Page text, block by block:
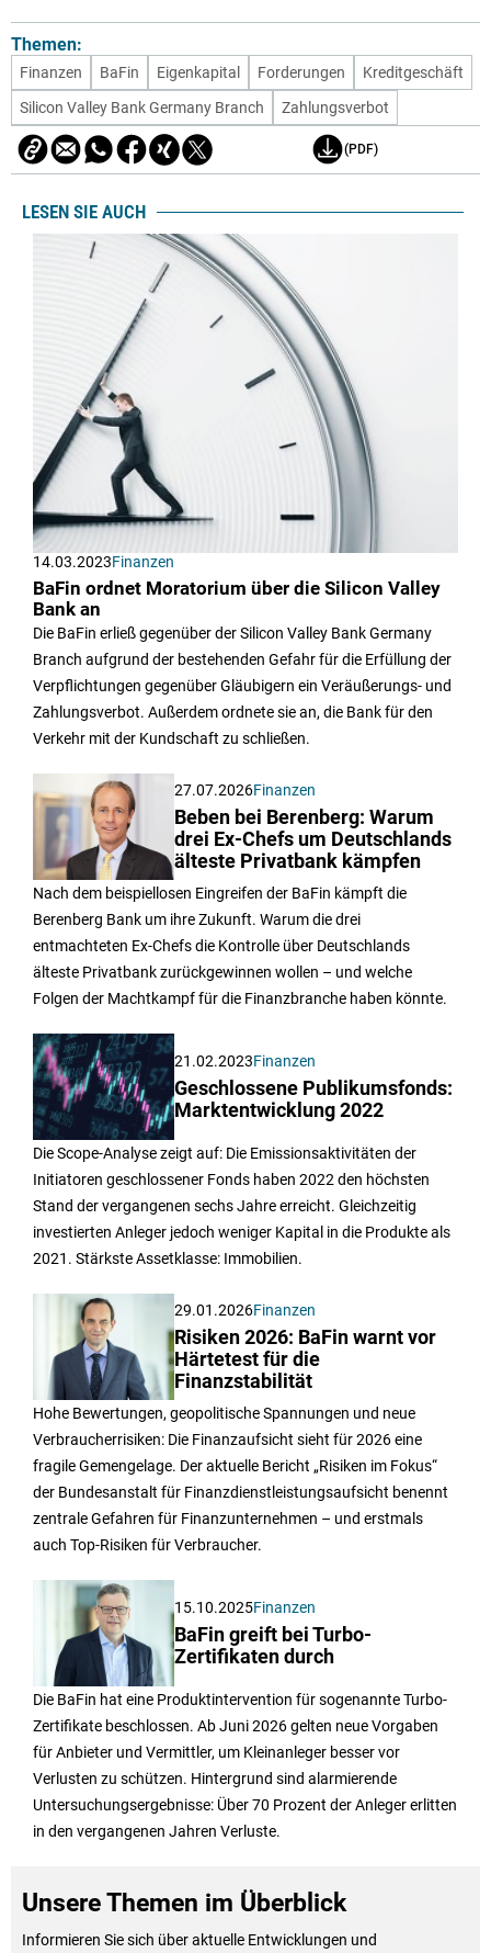
Themen:
Finanzen BaFin Eigenkapital Forderungen
Kreditgeschäft
Silicon Valley Bank Germany Branch
Zahlungsverbot
(PDF)
LESEN SIE AUCH
14.03.2023Finanzen
BaFin ordnet Moratorium über die Silicon Valley
Bank an
Die BaFin erließ gegenüber der Silicon Valley Bank Germany
Branch aufgrund der bestehenden Gefahr für die Erfüllung der
Verpflichtungen gegenüber Gläubigern ein Veräußerungs- und
Zahlungsverbot. Außerdem ordnete sie an, die Bank für den
Verkehr mit der Kundschaft zu schließen.
27.07.2026Finanzen
Beben bei Berenberg: Warum
drei Ex-Chefs um Deutschlands
älteste Privatbank kämpfen
Nach dem beispiellosen Eingreifen der BaFin kämpft die
Berenberg Bank um ihre Zukunft. Warum die drei
entmachteten Ex-Chefs die Kontrolle über Deutschlands
älteste Privatbank zurückgewinnen wollen – und welche
Folgen der Machtkampf für die Finanzbranche haben könnte.
21.02.2023Finanzen
Geschlossene Publikumsfonds:
Marktentwicklung 2022
Die Scope-Analyse zeigt auf: Die Emissionsaktivitäten der
Initiatoren geschlossener Fonds haben 2022 den höchsten
Stand der vergangenen sechs Jahre erreicht. Gleichzeitig
investierten Anleger jedoch weniger Kapital in die Produkte als
2021. Stärkste Assetklasse: Immobilien.
29.01.2026Finanzen
Risiken 2026: BaFin warnt vor
Härtetest für die
Finanzstabilität
Hohe Bewertungen, geopolitische Spannungen und neue
Verbraucher­risiken: Die Finanzaufsicht sieht für 2026 eine
fragile Gemengelage. Der aktuelle Bericht „Risiken im Fokus“
der Bundesanstalt für Finanzdienstleistungsaufsicht benennt
zentrale Gefahren für Finanzunternehmen – und erstmals
auch Top-Risiken für Verbraucher.
15.10.2025Finanzen
BaFin greift bei Turbo-
Zertifikaten durch
Die BaFin hat eine Produktintervention für sogenannte Turbo-
Zertifikate beschlossen. Ab Juni 2026 gelten neue Vorgaben
für Anbieter und Vermittler, um Kleinanleger besser vor
Verlusten zu schützen. Hintergrund sind alarmierende
Untersuchungsergebnisse: Über 70 Prozent der Anleger erlitten
in den vergangenen Jahren Verluste.
Unsere Themen im Überblick
Informieren Sie sich über aktuelle Entwicklungen und